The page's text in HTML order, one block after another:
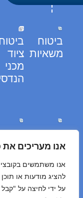
אנו מעריכים את
להציג מודעות או
על ידי לחיצה על
ביטוח
משאיות ציוד
מכני
ביטוח
אוטובוסים